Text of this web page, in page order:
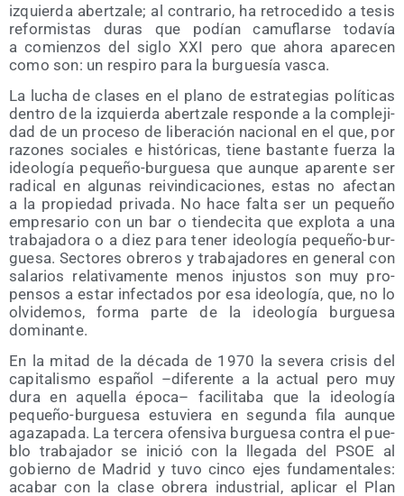
izquier­da aber­tza­le; al con­tra­rio, ha retro­ce­di­do a tesis
refor­mis­tas duras que podían camu­flar­se toda­vía
a comien­zos del siglo XXI pero que aho­ra apa­re­cen
como son: un res­pi­ro para la bur­gue­sía vasca.
La lucha de cla­ses en el plano de estra­te­gias polí­ti­cas
den­tro de la izquier­da aber­tza­le res­pon­de a la com­ple­ji­
dad de un pro­ce­so de libe­ra­ción nacio­nal en el que, por
razo­nes socia­les e his­tó­ri­cas, tie­ne bas­tan­te fuer­za la
ideo­lo­gía peque­ño-bur­gue­sa que aun­que apa­ren­te ser
radi­cal en algu­nas rei­vin­di­ca­cio­nes, estas no afec­tan
a la pro­pie­dad pri­va­da. No hace fal­ta ser un peque­ño
empre­sa­rio con un bar o tien­de­ci­ta que explo­ta a una
tra­ba­ja­do­ra o a diez para tener ideo­lo­gía peque­ño-bur­
gue­sa. Sec­to­res obre­ros y tra­ba­ja­do­res en gene­ral con
sala­rios rela­ti­va­men­te menos injus­tos son muy pro­
pen­sos a estar infec­ta­dos por esa ideo­lo­gía, que, no lo
olvi­de­mos, for­ma par­te de la ideo­lo­gía bur­gue­sa
dominante.
En la mitad de la déca­da de 1970 la seve­ra cri­sis del
capi­ta­lis­mo espa­ñol –dife­ren­te a la actual pero muy
dura en aque­lla épo­ca– faci­li­ta­ba que la ideo­lo­gía
peque­ño-bur­gue­sa estu­vie­ra en segun­da fila aun­que
aga­za­pa­da. La ter­ce­ra ofen­si­va bur­gue­sa con­tra el pue­
blo tra­ba­ja­dor se ini­ció con la lle­ga­da del PSOE al
gobierno de Madrid y tuvo cin­co ejes fun­da­men­ta­les:
aca­bar con la cla­se obre­ra indus­trial, apli­car el Plan